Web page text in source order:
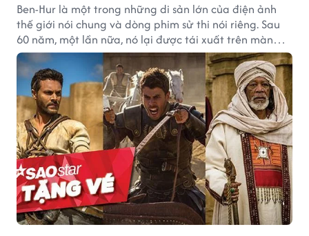
Ben-Hur là một trong những di sản lớn của điện ảnh
thế giới nói chung và dòng phim sử thi nói riêng. Sau
60 năm, một lần nữa, nó lại được tái xuất trên màn
ảnh rộng.